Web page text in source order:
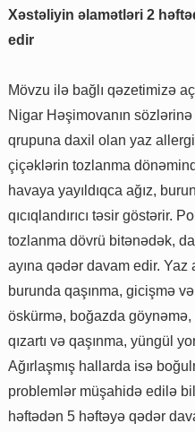
Xəstəliyin əlamətləri 2
edir
Mövzu ilə bağlı qəzetimizə
Nigar Həşimovanın
qrupuna daxil olan yaz
çiçəklərin tozlanma
havaya yayıldıqca ağız,
qıcıqlandırıcı təsir göstərir.
tozlanma dövrü bitənədək,
ayına qədər davam edir. Yaz
burunda qaşınma, gicişmə
öskürmə, boğazda
qızartı və qaşınma, yüngül
Ağırlaşmış hallarda isə
problemlər müşahidə edilə
həftədən 5 həftəyə qədər